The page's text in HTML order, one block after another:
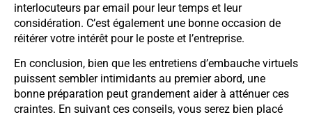
interlocuteurs par email pour leur temps et leur
considération. C’est également une bonne occasion de
réitérer votre intérêt pour le poste et l’entreprise.
En conclusion, bien que les entretiens d’embauche virtuels
puissent sembler intimidants au premier abord, une
bonne préparation peut grandement aider à atténuer ces
craintes. En suivant ces conseils, vous serez bien placé